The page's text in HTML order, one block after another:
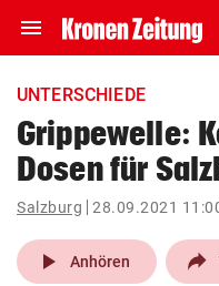
menu Navigation
ein-/ausklappen
account_circle Anmelden
pin_drop
Wien
UNTERSCHIEDE
Grippewelle:
Dosen für
Salzburg 28.09.2021
play_arrow Anhören